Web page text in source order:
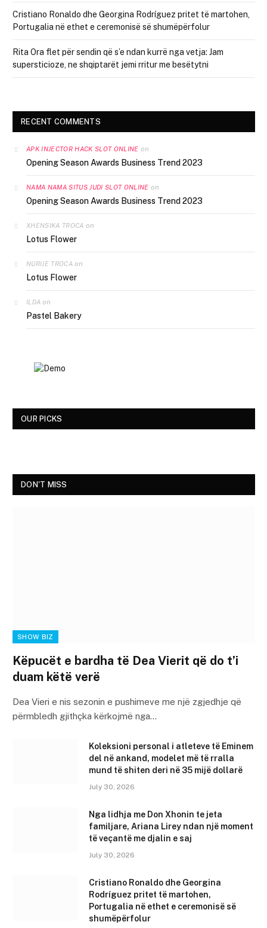
Cristiano Ronaldo dhe Georgina Rodríguez pritet të martohen,
Portugalia në ethet e ceremonisë së shumëpërfolur
Rita Ora flet për sendin që s’e ndan kurrë nga vetja: Jam
supersticioze, ne shqiptarët jemi rritur me besëtytni
RECENT COMMENTS
APK INJECTOR HACK SLOT ONLINE on
Opening Season Awards Business Trend 2023
NAMA NAMA SITUS JUDI SLOT ONLINE on
Opening Season Awards Business Trend 2023
XHENSIKA TROCA on
Lotus Flower
NURIJE TROCA on
Lotus Flower
ILDA on
Pastel Bakery
OUR PICKS
DON'T MISS
SHOW BIZ
Këpucët e bardha të Dea Vierit që do t’i
duam këtë verë
Dea Vieri e nis sezonin e pushimeve me një zgjedhje që
përmbledh gjithçka kërkojmë nga…
Koleksioni personal i atleteve të Eminem
del në ankand, modelet më të rralla
mund të shiten deri në 35 mijë dollarë
July 30, 2026
Nga lidhja me Don Xhonin te jeta
familjare, Ariana Lirey ndan një moment
të veçantë me djalin e saj
July 30, 2026
Cristiano Ronaldo dhe Georgina
Rodríguez pritet të martohen,
Portugalia në ethet e ceremonisë së
shumëpërfolur